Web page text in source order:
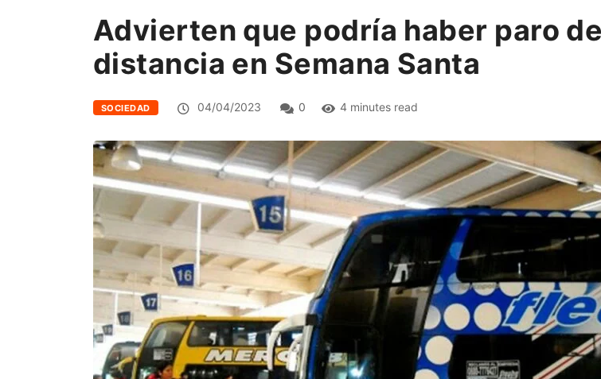
Advierten que podría haber paro
distancia en Semana Santa
SOCIEDAD 04/04/2023 0 4 minutes read